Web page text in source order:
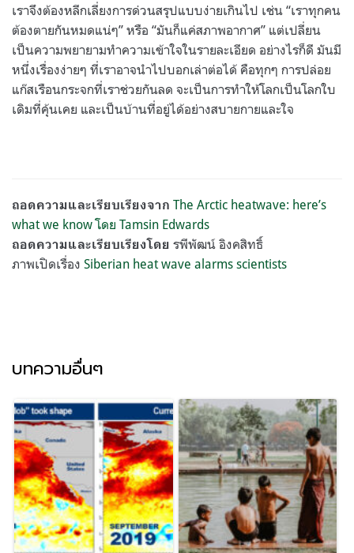
เราจึงต้องหลีกเลี่ยงการด่วนสรุปแบบง่ายเกินไป เช่น “เราทุกคน
ต้องตายกันหมดแน่ๆ” หรือ “มันก็แค่สภาพอากาศ” แต่เปลี่ยน
เป็นความพยายามทำความเข้าใจในรายละเอียด อย่างไรก็ดี มันมี
หนึ่งเรื่องง่ายๆ ที่เราอาจนำไปบอกเล่าต่อได้ คือทุกๆ การปล่อย
แก๊สเรือนกระจกที่เราช่วยกันลด จะเป็นการทำให้โลกเป็นโลกใบ
เดิมที่คุ้นเคย และเป็นบ้านที่อยู่ได้อย่างสบายกายและใจ
ถอดความและเรียบเรียงจาก The Arctic heatwave: here’s
what we know โดย Tamsin Edwards
ถอดความและเรียบเรียงโดย รพีพัฒน์ อิงคสิทธิ์
ภาพเปิดเรื่อง Siberian heat wave alarms scientists
บทความอื่นๆ